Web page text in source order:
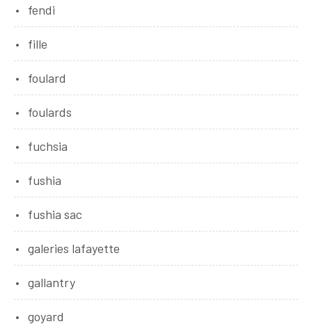
fendi
fille
foulard
foulards
fuchsia
fushia
fushia sac
galeries lafayette
gallantry
goyard